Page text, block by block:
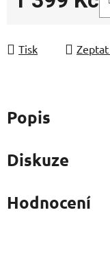
Tisk Zeptat
Popis
Diskuze
Hodnocení